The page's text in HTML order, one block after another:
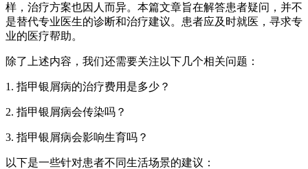
样，治疗方案也因人而异。本篇文章旨在解答患者疑问，并不
是替代专业医生的诊断和治疗建议。患者应及时就医，寻求专
业的医疗帮助。
除了上述内容，我们还需要关注以下几个相关问题：
1. 指甲银屑病的治疗费用是多少？
2. 指甲银屑病会传染吗？
3. 指甲银屑病会影响生育吗？
以下是一些针对患者不同生活场景的建议：